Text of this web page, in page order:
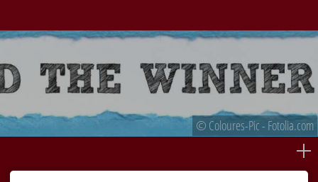
© Coloures-Pic - Fotolia.com